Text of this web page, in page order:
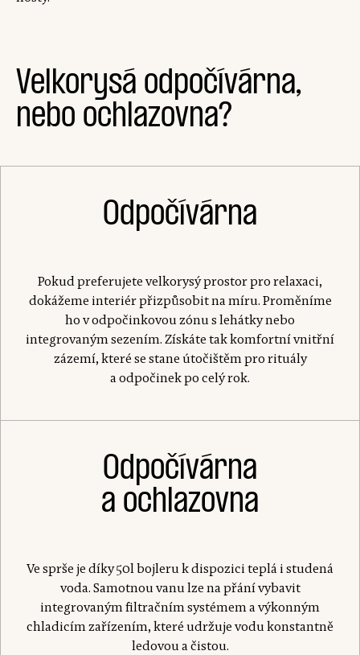
Velkorysá odpočívárna,
nebo ochlazovna?
Odpočívárna
Pokud preferujete velkorysý prostor pro relaxaci,
dokážeme interiér přizpůsobit na míru. Proměníme
ho v odpočinkovou zónu s lehátky nebo
integrovaným sezením. Získáte tak komfortní vnitřní
zázemí, které se stane útočištěm pro rituály
a odpočinek po celý rok.
Odpočívárna
a ochlazovna
Ve sprše je díky 50l bojleru k dispozici teplá i studená
voda. Samotnou vanu lze na přání vybavit
integrovaným filtračním systémem a výkonným
chladicím zařízením, které udržuje vodu konstantně
ledovou a čistou.